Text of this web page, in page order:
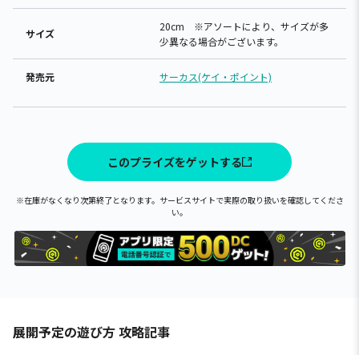
サイズ
20cm ※アソートにより、サイズが多
少異なる場合がございます。
発売元 サーカス(ケイ・ポイント)
このプライズをゲットする
※在庫がなくなり次第終了となります。サービスサイトで実際の取り扱いを確認してくださ
い。
展開予定の遊び方 攻略記事